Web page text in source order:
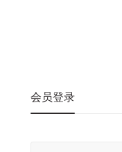
会员登录